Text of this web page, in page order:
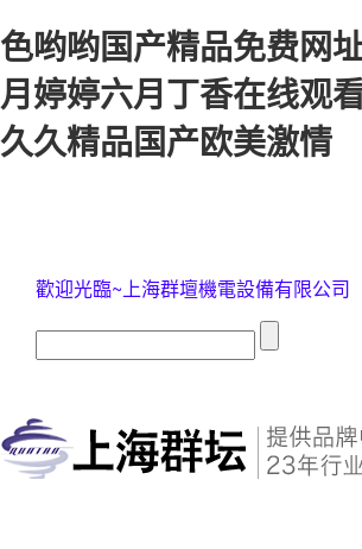
色哟哟国产精品免费网
月婷婷六月丁香在线观
久久精品国产欧美激情
歡迎光臨~上海群壇機電設備有限公司